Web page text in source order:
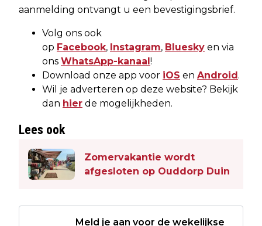
aanmelding ontvangt u een bevestigingsbrief.
Volg ons ook
op Facebook, Instagram, Bluesky en via
ons WhatsApp-kanaal !
Download onze app voor iOS en Android .
Wil je adverteren op deze website? Bekijk
dan hier de mogelijkheden.
Lees ook
Zomervakantie wordt
afgesloten op Ouddorp Duin
Meld je aan voor de wekelijkse